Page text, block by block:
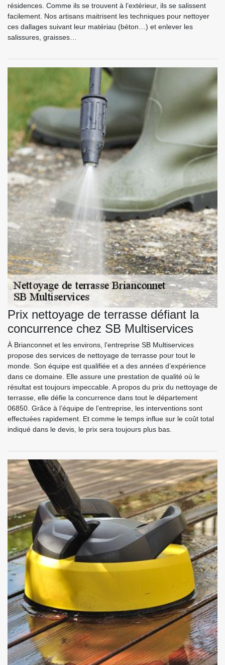
résidences. Comme ils se trouvent à l’extérieur, ils se salissent
facilement. Nos artisans maitrisent les techniques pour nettoyer
ces dallages suivant leur matériau (béton…) et enlever les
salissures, graisses…
Prix nettoyage de terrasse défiant la
concurrence chez SB Multiservices
À Brianconnet et les environs, l’entreprise SB Multiservices
propose des services de nettoyage de terrasse pour tout le
monde. Son équipe est qualifiée et a des années d’expérience
dans ce domaine. Elle assure une prestation de qualité où le
résultat est toujours impeccable. A propos du prix du nettoyage de
terrasse, elle défie la concurrence dans tout le département
06850. Grâce à l’équipe de l’entreprise, les interventions sont
effectuées rapidement. Et comme le temps influe sur le coût total
indiqué dans le devis, le prix sera toujours plus bas.